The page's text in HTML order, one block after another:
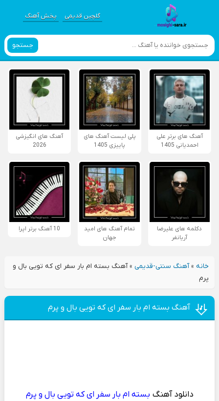
گلچین قدیمی پخش آهنگ
جستجو
آهنگ های برتر علی
احمدیانی 1405
پلی لیست آهنگ های
پاییزی 1405
آهنگ های انگیزشی
2026
دکلمه های علیرضا
آریانفر
تمام آهنگ های امید
جهان
10 آهنگ برتر اپرا
خانه»آهنگ سنتی-قدیمی»آهنگ بسته ام بار سفر ای که تویی بال و
پرم
آهنگ بسته ام بار سفر ای که تویی بال و پرم
دانلود آهنگ بسته ام بار سفر ای که تویی بال و پرم